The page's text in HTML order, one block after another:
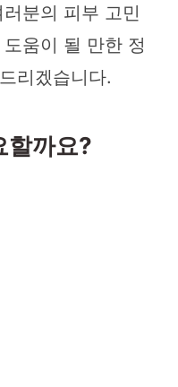
분의 피부 고민
움이 될 만한 정
리겠습니다.
할까요?